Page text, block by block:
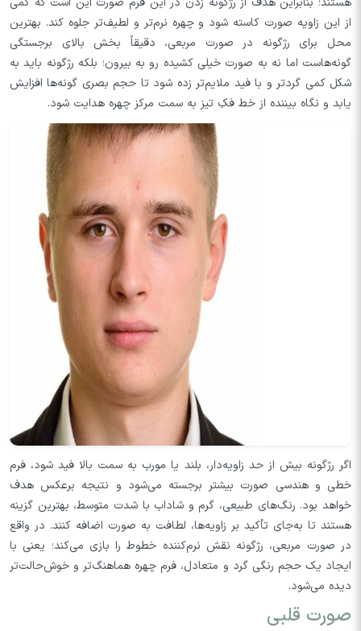
از این زاویه‌ صورت کاسته شود و چهره نرم‌تر و لطیف‌تر جلوه کند. بهترین
محل برای رژگونه در صورت مربعی، دقیقاً بخش بالای برجستگی
گونه‌هاست اما نه به صورت خیلی کشیده رو به بیرون؛ بلکه رژگونه باید به
شکل کمی گردتر و با فید ملایم‌تر زده شود تا حجم بصری گونه‌ها افزایش
یابد و نگاه بیننده از خط فکِ تیز به سمت مرکز چهره هدایت شود.
اگر رژگونه بیش از حد زاویه‌دار، بلند یا مورب به سمت بالا فید شود، فرم
خطی و هندسی صورت بیشتر برجسته می‌شود و نتیجه برعکس هدف
خواهد بود. رنگ‌های طبیعی، گرم و شاداب با شدت متوسط، بهترین گزینه
هستند تا به‌جای تأکید بر زاویه‌ها، لطافت به صورت اضافه کنند. در واقع
در صورت مربعی، رژگونه نقش نرم‌کننده خطوط را بازی می‌کند؛ یعنی با
ایجاد یک حجم رنگی گرد و متعادل، فرم چهره هماهنگ‌تر و خوش‌حالت‌تر
دیده می‌شود.
صورت قلبی